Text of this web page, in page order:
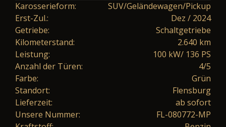
Karosserieform:
SUV/Geländewagen/Pickup
Erst-Zul.:
Dez / 2024
Getriebe:
Schaltgetriebe
Kilometerstand:
2.640 km
Leistung:
100 kW/ 136 PS
Anzahl der Türen:
4/5
Farbe:
Grün
Standort:
Flensburg
Lieferzeit:
ab sofort
Unsere Nummer:
FL-080772-MP